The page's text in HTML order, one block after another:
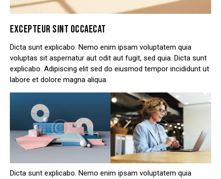
EXCEPTEUR SINT OCCAECAT
Dicta sunt explicabo. Nemo enim ipsam voluptatem quia
voluptas sit aspernatur aut odit aut fugit, sed quia. Dicta sunt
explicabo. Adipiscing elit sed do eiusmod tempor incididunt ut
labore et dolore magna aliqua.
Dicta sunt explicabo. Nemo enim ipsam voluptatem quia